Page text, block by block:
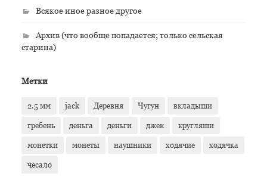
Всякое иное разное другое
Архив (что вообще попадается; только сельская
старина)
Метки
2.5 мм jack Деревня Чугун вкладыши
гребень деньга деньги джек кругляши
монетки монеты наушники ходячие ходячка
чесало